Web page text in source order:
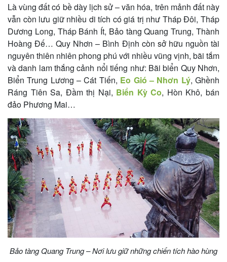
Nhơn
Tourist
Cảm
nhận
khách
Tuyển
dụng
Liên
hệ
Là vùng đất có bề dày lịch sử – văn hóa, trên mảnh đất này
vẫn còn lưu giữ nhiều di tích có giá trị như Tháp Đôi, Tháp
Dương Long, Tháp Bánh Ít, Bảo tàng Quang Trung, Thành
Hoàng Đế… Quy Nhơn – Bình Định còn sở hữu nguồn tài
nguyên thiên nhiên phong phú với nhiều vũng vịnh, bãi tắm
và danh lam thắng cảnh nổi tiếng như: Bãi biển Quy Nhơn,
Biển Trung Lương – Cát Tiến, Eo Gió – Nhơn Lý, Ghềnh
Ráng Tiên Sa, Đầm thị Nại, Biển Kỳ Co, Hòn Khô, bán
đảo Phương Mai…
Bảo tàng Quang Trung – Nơi lưu giữ những chiến tích hào hùng